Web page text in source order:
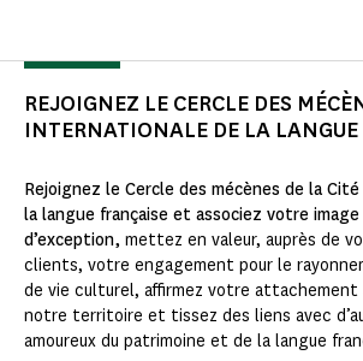
REJOIGNEZ LE CERCLE DES
INTERNATIONALE DE LA
Rejoignez le Cercle des mécènes de la
la langue française et associez votre
d’exception, mettez en valeur, auprès de
clients, votre engagement pour le
de vie culturel, affirmez votre attachement
notre territoire et tissez des liens avec
amoureux du patrimoine et de la langue